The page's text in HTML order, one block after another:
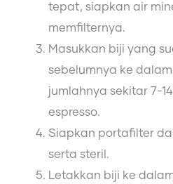
tepat, siapkan air
memfilternya.
Masukkan biji yang
sebelumnya ke
jumlahnya sekitar 7-
espresso.
Siapkan portafilter
serta steril.
Letakkan biji ke